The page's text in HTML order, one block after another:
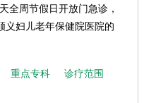
全周节假日开放门急诊，
义妇儿老年保健院医院的
重点专科
诊疗范围